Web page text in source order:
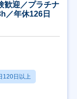
歓迎／プラチナ
／年休126日
120日以上